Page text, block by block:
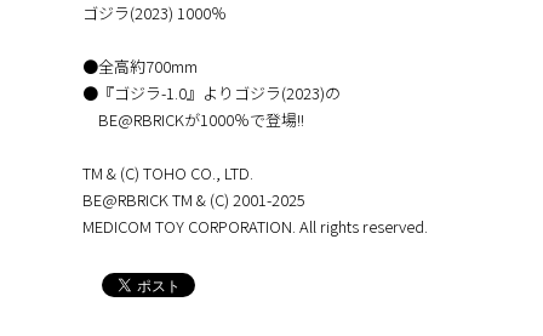
ゴジラ(2023) 1000％
●全高約700mm
●『ゴジラ-1.0』よりゴジラ(2023)の
BE@RBRICKが1000％で登場!!
TM & (C) TOHO CO., LTD.
BE@RBRICK TM & (C) 2001-2025
MEDICOM TOY CORPORATION. All rights reserved.